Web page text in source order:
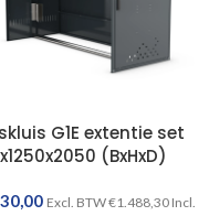
G1E extentie set
(BxHxD)
Excl. BTW€1.488,30 Incl.